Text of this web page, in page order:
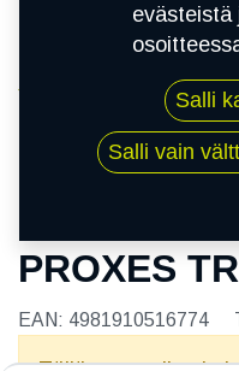
205/40R17 84W
PROXES
EAN: 4981910516774
evästeistä
Salli
Salli vain